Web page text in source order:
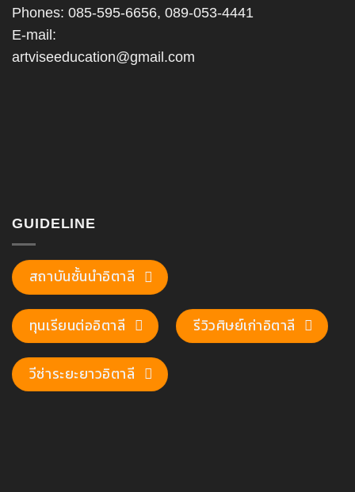
Phones: 085-595-6656, 089-053-4441
E-mail:
artviseeducation@gmail.com
GUIDELINE
สถาบันชั้นนำอิตาลี
ทุนเรียนต่ออิตาลี รีวิวศิษย์เก่าอิตาลี
วีซ่าระยะยาวอิตาลี